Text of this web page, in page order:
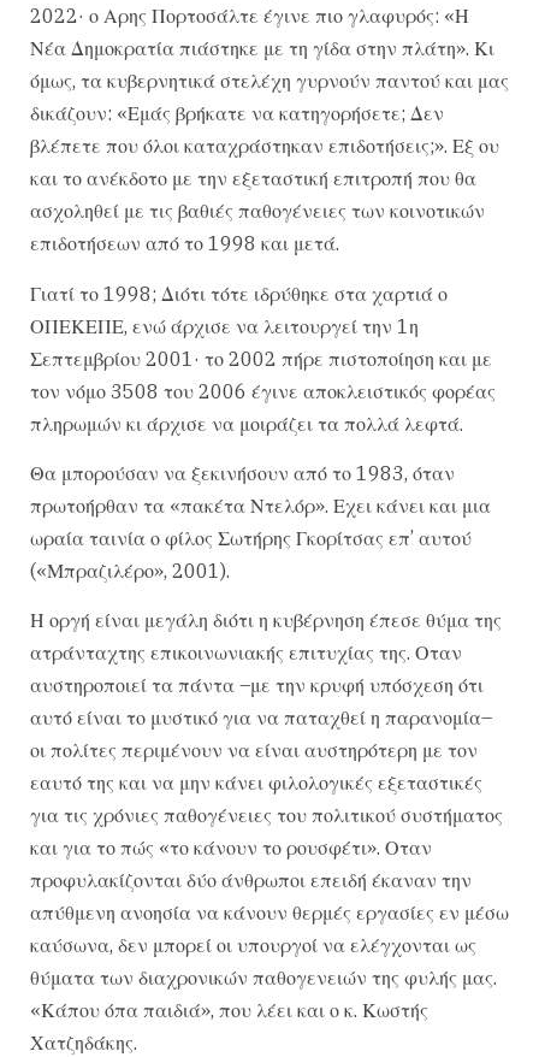
2022· ο Αρης Πορτοσάλτε έγινε πιο γλαφυρός: «Η
Νέα Δημοκρατία πιάστηκε με τη γίδα στην πλάτη». Κι
όμως, τα κυβερνητικά στελέχη γυρνούν παντού και μας
δικάζουν: «Εμάς βρήκατε να κατηγορήσετε; Δεν
βλέπετε που όλοι καταχράστηκαν επιδοτήσεις;». Εξ ου
και το ανέκδοτο με την εξεταστική επιτροπή που θα
ασχοληθεί με τις βαθιές παθογένειες των κοινοτικών
επιδοτήσεων από το 1998 και μετά.
Γιατί το 1998; Διότι τότε ιδρύθηκε στα χαρτιά ο
ΟΠΕΚΕΠΕ, ενώ άρχισε να λειτουργεί την 1η
Σεπτεμβρίου 2001· το 2002 πήρε πιστοποίηση και με
τον νόμο 3508 του 2006 έγινε αποκλειστικός φορέας
πληρωμών κι άρχισε να μοιράζει τα πολλά λεφτά.
Θα μπορούσαν να ξεκινήσουν από το 1983, όταν
πρωτοήρθαν τα «πακέτα Ντελόρ». Εχει κάνει και μια
ωραία ταινία ο φίλος Σωτήρης Γκορίτσας επ’ αυτού
(«Μπραζιλέρο», 2001).
Η οργή είναι μεγάλη διότι η κυβέρνηση έπεσε θύμα της
ατράνταχτης επικοινωνιακής επιτυχίας της. Οταν
αυστηροποιεί τα πάντα –με την κρυφή υπόσχεση ότι
αυτό είναι το μυστικό για να παταχθεί η παρανομία–
οι πολίτες περιμένουν να είναι αυστηρότερη με τον
εαυτό της και να μην κάνει φιλολογικές εξεταστικές
για τις χρόνιες παθογένειες του πολιτικού συστήματος
και για το πώς «το κάνουν το ρουσφέτι». Οταν
προφυλακίζονται δύο άνθρωποι επειδή έκαναν την
απύθμενη ανοησία να κάνουν θερμές εργασίες εν μέσω
καύσωνα, δεν μπορεί οι υπουργοί να ελέγχονται ως
θύματα των διαχρονικών παθογενειών της φυλής μας.
«Κάπου όπα παιδιά», που λέει και ο κ. Κωστής
Χατζηδάκης.